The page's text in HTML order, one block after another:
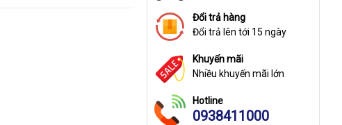
Đổi trả hàng
Đổi trả lên tới 15 ngày
Khuyến mãi
Nhiều khuyến mãi lớn
Hotline
0938411000